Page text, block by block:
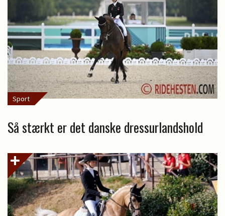
Sport
Så stærkt er det danske dressurlandshold